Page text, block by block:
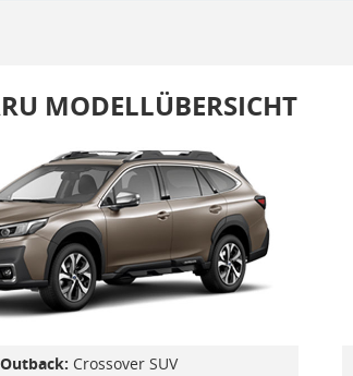
MODELLÜBERSICHT
Outback: Crossover SUV